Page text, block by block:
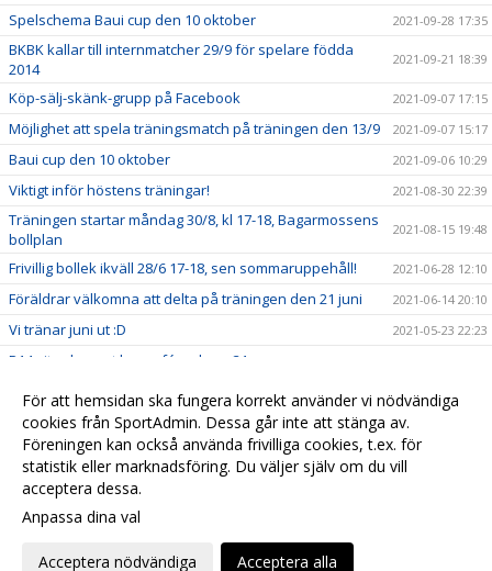
Spelschema Baui cup den 10 oktober 2021-09-28 17:35
BKBK kallar till internmatcher 29/9 för spelare födda
2014
2021-09-21 18:39
Köp-sälj-skänk-grupp på Facebook 2021-09-07 17:15
Möjlighet att spela träningsmatch på träningen den 13/9 2021-09-07 15:17
Baui cup den 10 oktober 2021-09-06 10:29
Viktigt inför höstens träningar! 2021-08-30 22:39
Träningen startar måndag 30/8, kl 17-18, Bagarmossens
bollplan
2021-08-15 19:48
Frivillig bollek ikväll 28/6 17-18, sen sommaruppehåll! 2021-06-28 12:10
Föräldrar välkomna att delta på träningen den 21 juni 2021-06-14 20:10
Vi tränar juni ut :D 2021-05-23 22:23
P14 vit och svart har cafévecka, v.31
Ny ledare i P14 Vit: Välkommen Pär Holmberg 2021-04-21 22:58
Vill du engagera dig mer i laget? 2021-04-06 17:22
Uteträningen startar 5/4, 17-18, Bagarmossens bollplan 2021-04-05 13:10
inställningar
Webbversion
För att hemsidan ska fungera korrekt använder vi nödvändiga
cookies från SportAdmin. Dessa går inte att stänga av.
Föreningen kan också använda frivilliga cookies, t.ex. för
statistik eller marknadsföring. Du väljer själv om du vill
acceptera dessa.
Anpassa dina val
Acceptera nödvändiga Acceptera alla